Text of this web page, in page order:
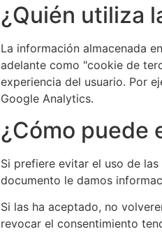
¿Quién utiliza
La información almacenada
adelante como "cookie de
experiencia del usuario. Por
Google Analytics.
¿Cómo puede
Si prefiere evitar el uso de
documento le damos
Si las ha aceptado, no
revocar el consentimiento